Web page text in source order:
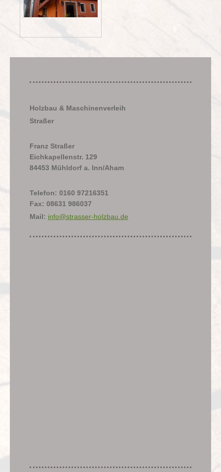
Holzbau & Maschinenverleih
Straßer
Franz Straßer
Eichkapellenstr. 129
84453 Mühldorf a. Inn/Aham
Telefon: 0160 97216351
Fax: 08631 986037
Mail: info@strasser-holzbau.de